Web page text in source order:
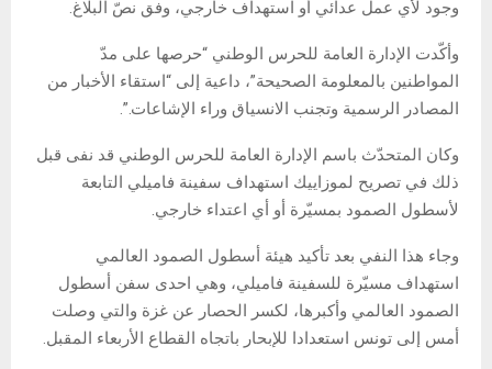
وجود لأي عمل عدائي أو استهداف خارجي، وفق نصّ البلاغ.
وأكّدت الإدارة العامة للحرس الوطني “حرصها على مدّ
المواطنين بالمعلومة الصحيحة”، داعية إلى “استقاء الأخبار من
المصادر الرسمية وتجنب الانسياق وراء الإشاعات.”.
وكان المتحدّث باسم الإدارة العامة للحرس الوطني قد نفى قبل
ذلك في تصريح لموزاييك استهداف سفينة فاميلي التابعة
لأسطول الصمود بمسيّرة أو أي اعتداء خارجي.
وجاء هذا النفي بعد تأكيد هيئة أسطول الصمود العالمي
استهداف مسيّرة للسفينة فاميلي، وهي احدى سفن أسطول
الصمود العالمي وأكبرها، لكسر الحصار عن غزة والتي وصلت
أمس إلى تونس استعدادا للإبحار باتجاه القطاع الأربعاء المقبل.